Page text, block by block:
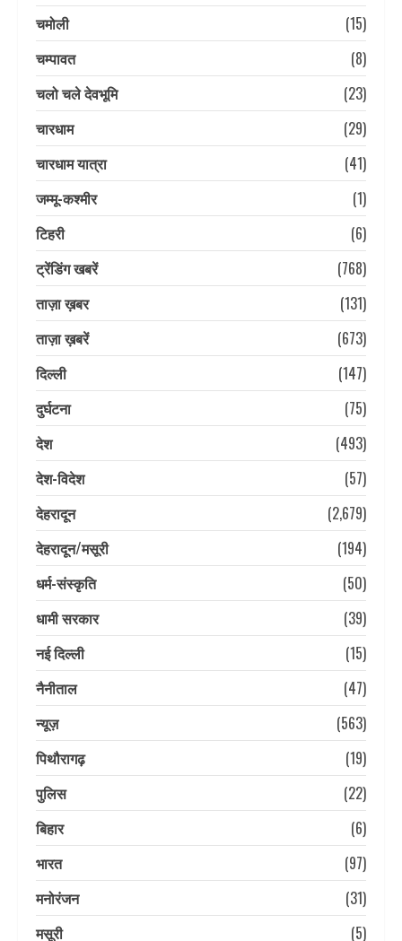
चमोली
(15)
चम्पावत
(8)
चलो चले देवभूमि
(23)
चारधाम
(29)
चारधाम यात्रा
(41)
जम्मू-कश्मीर
(1)
टिहरी
(6)
ट्रेंडिंग खबरें
(768)
ताज़ा ख़बर
(131)
ताज़ा ख़बरें
(673)
दिल्ली
(147)
दुर्घटना
(75)
देश
(493)
देश-विदेश
(57)
देहरादून
(2,679)
देहरादून/मसूरी
(194)
धर्म-संस्कृति
(50)
धामी सरकार
(39)
नई दिल्ली
(15)
नैनीताल
(47)
न्यूज़
(563)
पिथौरागढ़
(19)
पुलिस
(22)
बिहार
(6)
भारत
(97)
मनोरंजन
(31)
मसूरी
(5)